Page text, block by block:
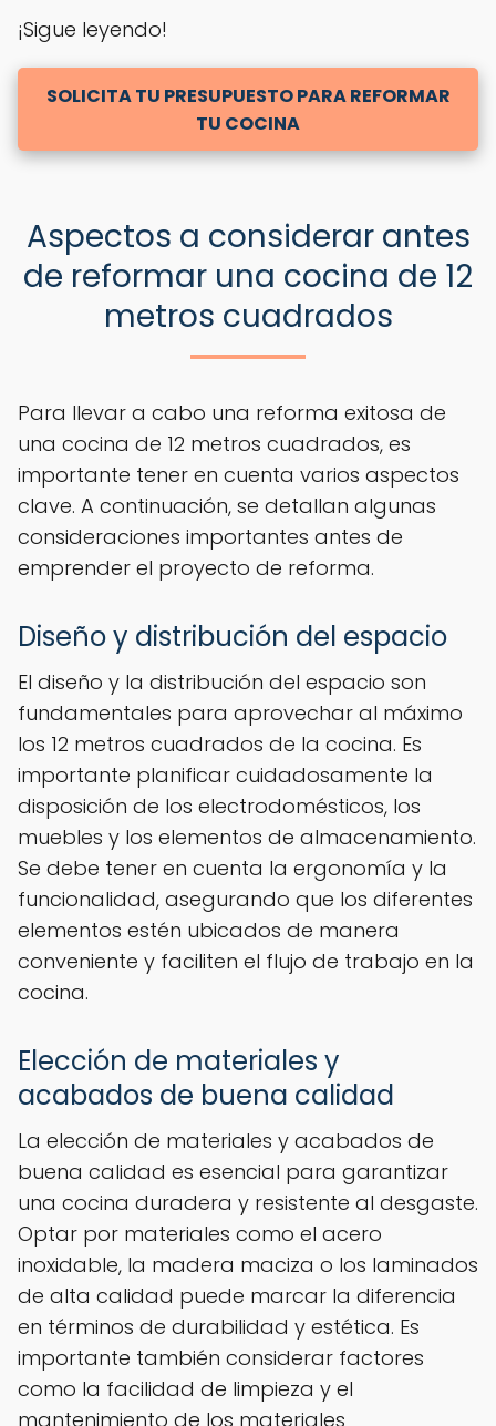
¡Sigue leyendo!
SOLICITA TU PRESUPUESTO PARA REFORMAR
TU COCINA
Aspectos a considerar antes
de reformar una cocina de 12
metros cuadrados
Para llevar a cabo una reforma exitosa de
una cocina de 12 metros cuadrados, es
importante tener en cuenta varios aspectos
clave. A continuación, se detallan algunas
consideraciones importantes antes de
emprender el proyecto de reforma.
Diseño y distribución del espacio
El diseño y la distribución del espacio son
fundamentales para aprovechar al máximo
los 12 metros cuadrados de la cocina. Es
importante planificar cuidadosamente la
disposición de los electrodomésticos, los
muebles y los elementos de almacenamiento.
Se debe tener en cuenta la ergonomía y la
funcionalidad, asegurando que los diferentes
elementos estén ubicados de manera
conveniente y faciliten el flujo de trabajo en la
cocina.
Elección de materiales y
acabados de buena calidad
La elección de materiales y acabados de
buena calidad es esencial para garantizar
una cocina duradera y resistente al desgaste.
Optar por materiales como el acero
inoxidable, la madera maciza o los laminados
de alta calidad puede marcar la diferencia
en términos de durabilidad y estética. Es
importante también considerar factores
como la facilidad de limpieza y el
mantenimiento de los materiales